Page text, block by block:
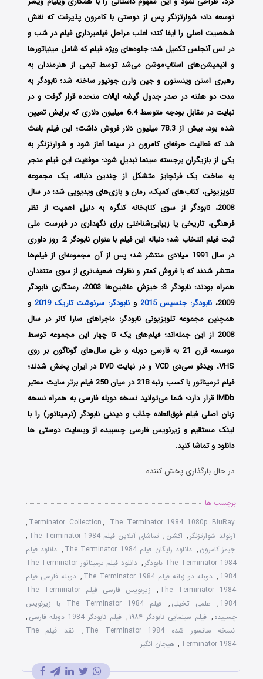
توسعه داد؛ شوارتزنگر پس از دوستی با کامرون پذیرفت که نقش
شخصیت اصلی را ایفا کند؛ اغلب مراحل فیلمبرداری فیلم در شب و
در لس آنجلس تکمیل شد؛ جلوه‌های ویژه فیلم که شامل مینیاتورها
و انیمیشن‌های استاپ‌موشن می‌شد توسط تیمی از هنرمندان به
رهبری استن وینستون و جین وارن جونیور ساخته شد؛ نابودگر به‌
مدت دو هفته در صدر جدول گیشه ایالات متحده قرار گرفت و در
نهایت در مقابل بودجه متوسط 6.4 میلیون دلاری که برایش تعیین
شده بود، بیش از 78.3 میلیون دلار فروش داشت؛ این فیلم باعث
شد که فعالیت حرفه‌ای کامرون در سینما آغاز شود و شوارتزنگر به
یکی از بازیگران برجسته سینما تبدیل شود؛ موفقیت این فیلم منجر
به ساخت یک فرنچایز متشکل از چندین دنباله، یک مجموعه
تلویزیونی، کتاب‌های کمیک، رمان و بازی‌های ویدیویی شد؛ در سال
2008، نابودگر از سوی کتابخانه کنگره به‌ دلیل اهمیت از نظر
فرهنگی، تاریخی یا زیبایی‌شناختی برای نگهداری در فهرست ملی
ثبت فیلم انتخاب شد؛ دنباله این فیلم با عنوان نابودگر 2: روز داوری
در سال 1991 میلادی منتشر شد؛ پس از آن مجموعه‌ای از فیلم‌ها
منتشر شدند که با فروش کمتر و نظرات ضعیف‌تری از سوی متنقدان
همراه بودند؛ نابودگر 3: خیزش ماشین‌ها 2003، رستگاری نابودگر
2009، نابودگر: جنسیس 2015 و نابودگر: سرنوشت تاریک 2019
و
همچنین مجموعه تلویزیونی نابودگر: ماجراهای سارا کانر در سال
2008 از این جمله‌اند؛ فیلم‌های یک تا چهار این مجموعه توسط
موسسه قرن 21 به فارسی دوبله و طی سال‌های گوناگون بر روی
VHS، ویدئو سی‌دی VCD و در نهایت DVD در ایران پخش شدند؛
فیلم ترمیناتور با کسب رتبه 218 در میان 250 فیلم برتر سایت معتبر
IMDb قرار دارد؛ شما می‌توانید نسخه دوبله فارسی به همراه نسخه
زبان اصلی فیلم فوق‌العاده جذاب و دیدنی نابودگر (ترمیناتور) را با
‌لینک مستقیم و زیرنویس فارسی چسبیده از وبسایت دوستی ها
دانلود و تماشا کنید.
در حال بارگذاری پخش کننده...
برچسب ها
Terminator Collection, The Terminator 1984 1080p BluRay
,
آرنولد شوارتزنگر , اکشن , تماشای آنلاین فیلم The Terminator 1984
,
جیمز کامرون , دانلود رایگان فیلم The Terminator 1984 , دانلود فیلم
The Terminator 1984 نابودگر
,
دانلود فیلم ترمیناتور The Terminator
1984
, دوبله دو زبانه فیلم The Terminator 1984 , دوبله فارسی فیلم
The Terminator 1984
,
زیرنویس فارسی فیلم The Terminator
1984
, علمی تخیلی ,
فیلم The Terminator 1984 با زیرنویس
چسبیده , فیلم سینمایی نابودگر ۱۹۸۴ , فیلم نابودگر 1984 دوبله فارسی
,
نسخه سانسور شده The Terminator 1984
,
نقد فیلم The
Terminator 1984
, هیجان انگیز